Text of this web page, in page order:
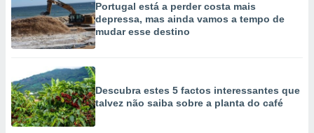
Portugal está a perder costa mais
depressa, mas ainda vamos a tempo de
mudar esse destino
Descubra estes 5 factos interessantes que
talvez não saiba sobre a planta do café